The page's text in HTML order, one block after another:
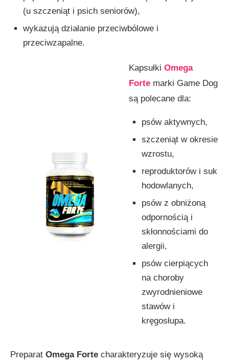
(u szczeniąt i psich seniorów),
wykazują działanie przeciwbólowe i
przeciwzapalne.
KapsułkiOmega
Forte marki Game Dog
są polecane dla:
psów aktywnych,
szczeniąt w okresie
wzrostu,
reproduktorów i suk
hodowlanych,
psów z obniżoną
odpornością i
skłonnościami do
alergii,
psów cierpiących
na choroby
zwyrodnieniowe
stawów i
kręgosłupa.
Preparat Omega Forte charakteryzuje się wysoką